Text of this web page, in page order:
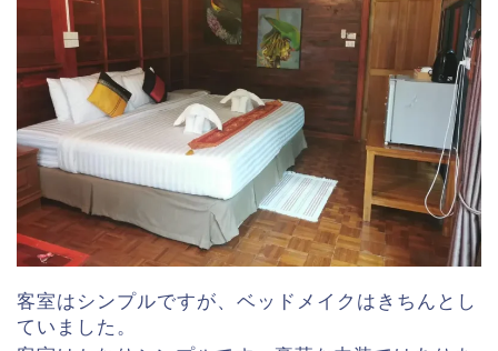
客室はシンプルですが、ベッドメイクはきちんとし
ていました。